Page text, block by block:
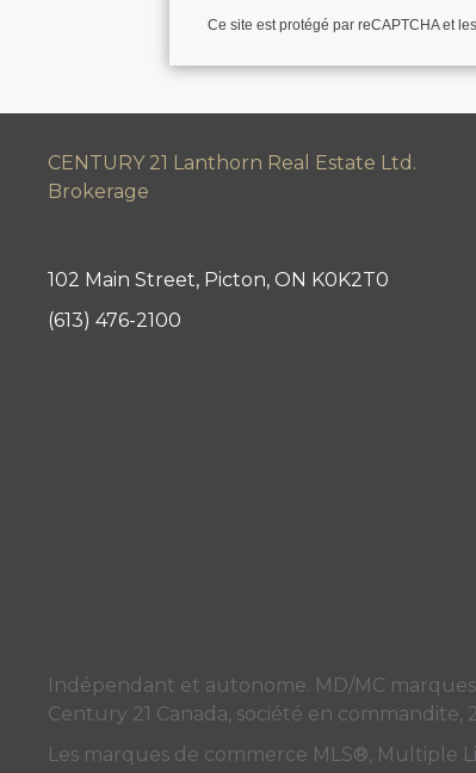
Ce site est protégé par reCAPTCHA et les
CENTURY 21 Lanthorn Real Estate Ltd.
Brokerage
102 Main Street, Picton, ON K0K2T0
(613) 476-2100
Indépendant et autonome. MD/MC
Century 21 Canada, société en commandite,
Les marques de commerce MLS®, Multiple